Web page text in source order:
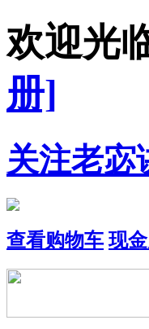
欢迎光
册]
关注老宓
查看购物车 现